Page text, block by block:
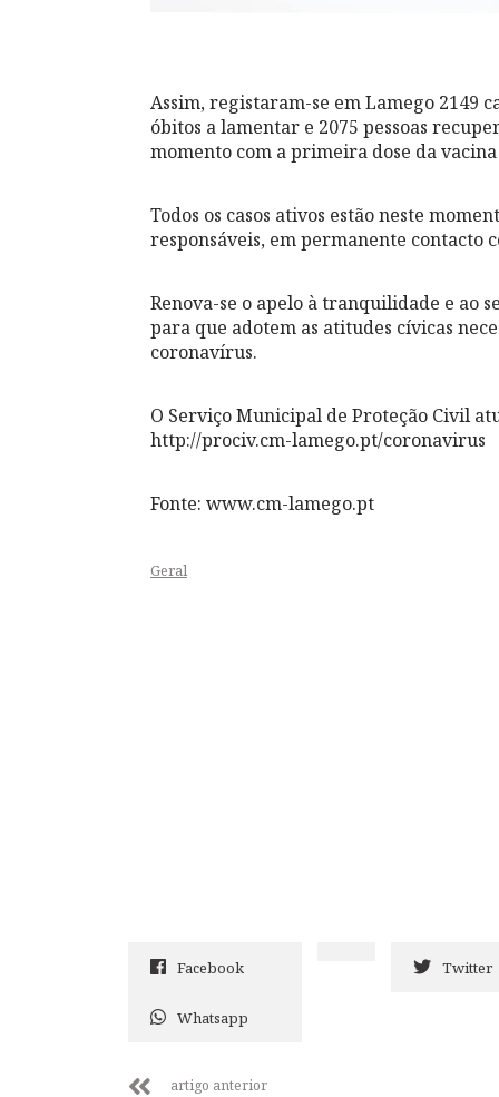
Assim, registaram-se em Lamego 2149
óbitos a lamentar e 2075 pessoas
momento com a primeira dose da vacina
Todos os casos ativos estão neste
responsáveis, em permanente contacto
Renova-se o apelo à tranquilidade e ao
para que adotem as atitudes cívicas
coronavírus.
O Serviço Municipal de Proteção Civil
http://prociv.cm-lamego.pt/coronavirus
Fonte: www.cm-lamego.pt
Geral
Facebook Twitter
Whatsapp
artigo anterior